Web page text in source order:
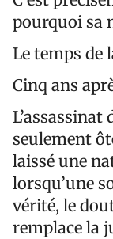
pourquoi sa
Le temps de
Cinq ans
L’assassinat
seulement
laissé une
lorsqu’une
vérité, le
remplace la